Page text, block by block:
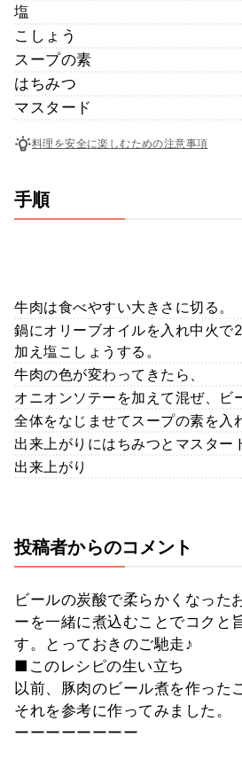
塩
こしょう
スープの素
はちみつ
マスタード
料理を安全に楽しむための注意事項
手順
牛肉は食べやすい大きさに切る。
鍋にオリーブオイルを入れ中火で
加え塩こしょうする。
牛肉の色が変わってきたら、
オニオンソテーを加えて混ぜ、ビ
全体をなじませてスープの素を入
出来上がりにはちみつとマスター
出来上がり
投稿者からのコメント
ビールの炭酸で柔らかくなった
ーを一緒に煮込むことでコクと
す。とっておきのご馳走♪
■このレシピの生い立ち
以前、豚肉のビール煮を作った
それを参考に作ってみました。
ーーーーーーーー